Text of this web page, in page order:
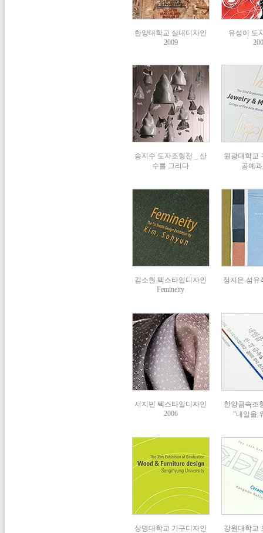
한양대학교 실내디자인
2009
유성이 도
송지수 도자조형전 _ 산
수를 그리다
원광대학교
공예
김소현 텍스타일디자인
Femineity
정지은 섬유
서지민 텍스타일디자인
2006
한양금속조
"내일을
상명대학교 가구디자인
강원대학교